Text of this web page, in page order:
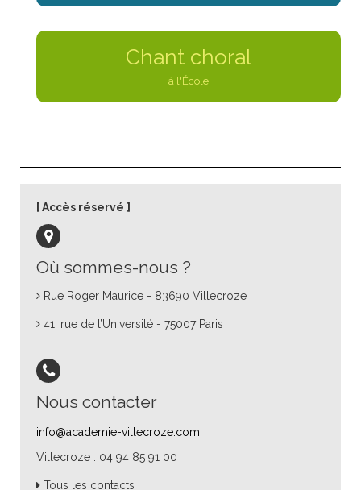
Chant choral
à l'École
Où sommes-nous ?
Rue Roger Maurice - 83690 Villecroze
41, rue de l’Université - 75007 Paris
Nous contacter
info@academie-villecroze.com
Villecroze : 04 94 85 91 00
Tous les contacts
Accès réservé